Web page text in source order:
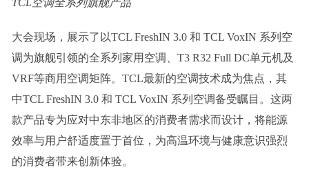
TCL空调全系列旗舰产品
大会现场，展示了以TCL FreshIN 3.0 和 TCL VoxIN 系列空
调为旗舰引领的全系列家用空调、T3 R32 Full DC单元机及
VRF等商用空调矩阵。 TCL最新的空调技术成为焦点，其
中TCL FreshIN 3.0 和 TCL VoxIN 系列空调备受瞩目。这两
款产品专为应对中东非地区的消费者需求而设计，将能源
效率与用户舒适度置于首位，为高温环境与健康意识强烈
的消费者带来创新体验。